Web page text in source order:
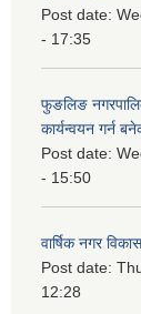
Post date:
- 17:35
फुङलिङ
कार्यन्वयन गर्न
Post date:
- 15:50
वार्षिक नगर
Post date:
12:28